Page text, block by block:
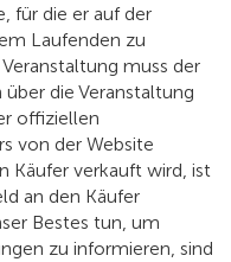
für die er auf der
Laufenden zu
muss der
die Veranstaltung
offiziellen
von der Website
Käufer verkauft wird, ist
an den Käufer
Bestes tun, um
zu informieren, sind